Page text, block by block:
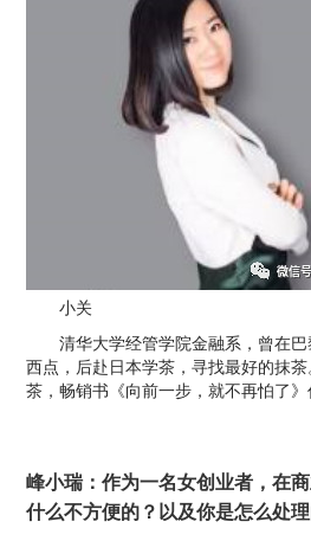
小关
清华大学经管学院金融系，曾在
西点，后赴日本学茶，寻找最好的抹
茶，畅销书《向前一步，就不再怕了》
峰小瑞：作为一名女创业者，在
什么不方便的？以及你是怎么处理